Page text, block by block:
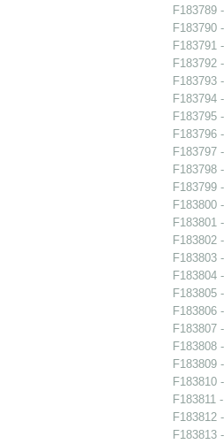
F183789
F183790
F183791
F183792
F183793
F183794
F183795
F183796
F183797
F183798
F183799
F183800
F183801
F183802
F183803
F183804
F183805
F183806
F183807
F183808
F183809
F183810
F183811
F183812
F183813